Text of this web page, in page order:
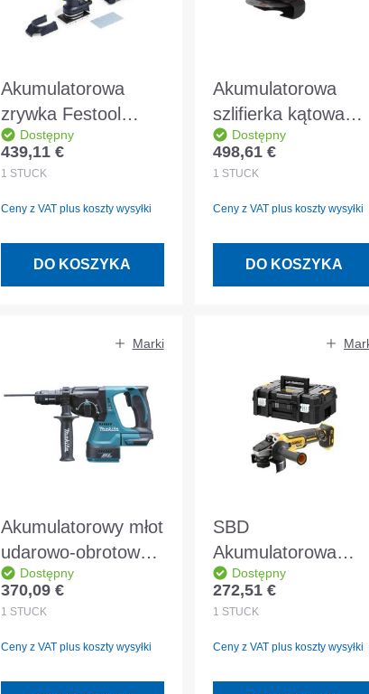
Akumulatorowa
zrywka Festool
RTSC 400-Basic
Dostępny
Cena regularna:
439,11 €
1 STÜCK
Ceny z VAT plus koszty wysyłki
DO KOSZYKA
Akumulatorowa
szlifierka kątowa
Milwaukee M18
FSAG125X-0X
4933478428
Dostępny
Cena regularna:
498,61 €
1 STÜCK
Ceny z VAT plus koszty wysyłki
DO KOSZYKA
Marki
Akumulatorowy młot
udarowo-obrotowy
Makita do SDS-plus
18,0 V bez
ładowarki w pudełku
Dostępny
Cena regularna:
370,09 €
1 STÜCK
Ceny z VAT plus koszty wysyłki
SBD
Akumulatorowa
szlifierka kątowa
125mm f.
bezszczotkowa -
DCG405NT-XJ
Dostępny
Cena regularna:
272,51 €
1 STÜCK
Ceny z VAT plus koszty wysyłki